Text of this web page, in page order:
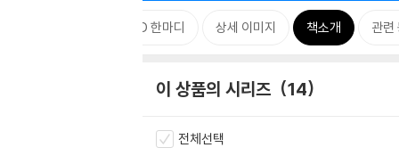
MD 한마디 상세 이미지 책소개 관련
이 상품의 시리즈 14
전체선택